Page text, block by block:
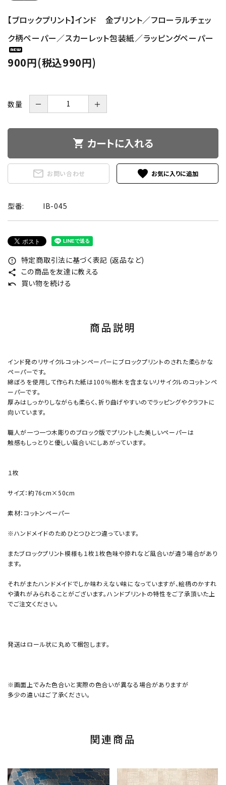
【ブロックプリント】インド 金プリント／フローラルチェッ
ク柄ペーパー／スカーレット包装紙／ラッピングペーパー
900円(税込990円)
数量 － ＋
shopping_cart カートに入れる
mail_outline お問い合わせ favorite
型番: IB-045
error_outline 特定商取引法に基づく表記 (返品など)
share この商品を友達に教える
undo 買い物を続ける
商品説明
インド発のリサイクルコットンペーパーにブロックプリントのされた柔らかな
ペーパーです。
綿ぼろを使用して作られた紙は100％樹木を含まないリサイクルのコットンペ
ーパーです。
厚みはしっかりしながらも柔らく、折り曲げやすいのでラッピングやクラフトに
向いています。
職人が一つ一つ木彫りのブロック版でプリントした美しいペーパーは
触感もしっとりと優しい風合いにしあがっています。
１枚
サイズ：約76cm×50cm
素材：コットンペーパー
※ハンドメイドのためひとつひとつ違っています。
またブロックプリント模様も１枚１枚色味や掠れなど風合いが違う場合があり
ます。
それがまたハンドメイドでしか味わえない味になっていますが、絵柄のかすれ
や潰れがみられることがございます。ハンドプリントの特性をご了承頂いた上
でご注文ください。
発送はロール状に丸めて梱包します。
※画面上でみた色合いと実際の色合いが異なる場合がありますが
多少の違いはご了承ください。
関連商品